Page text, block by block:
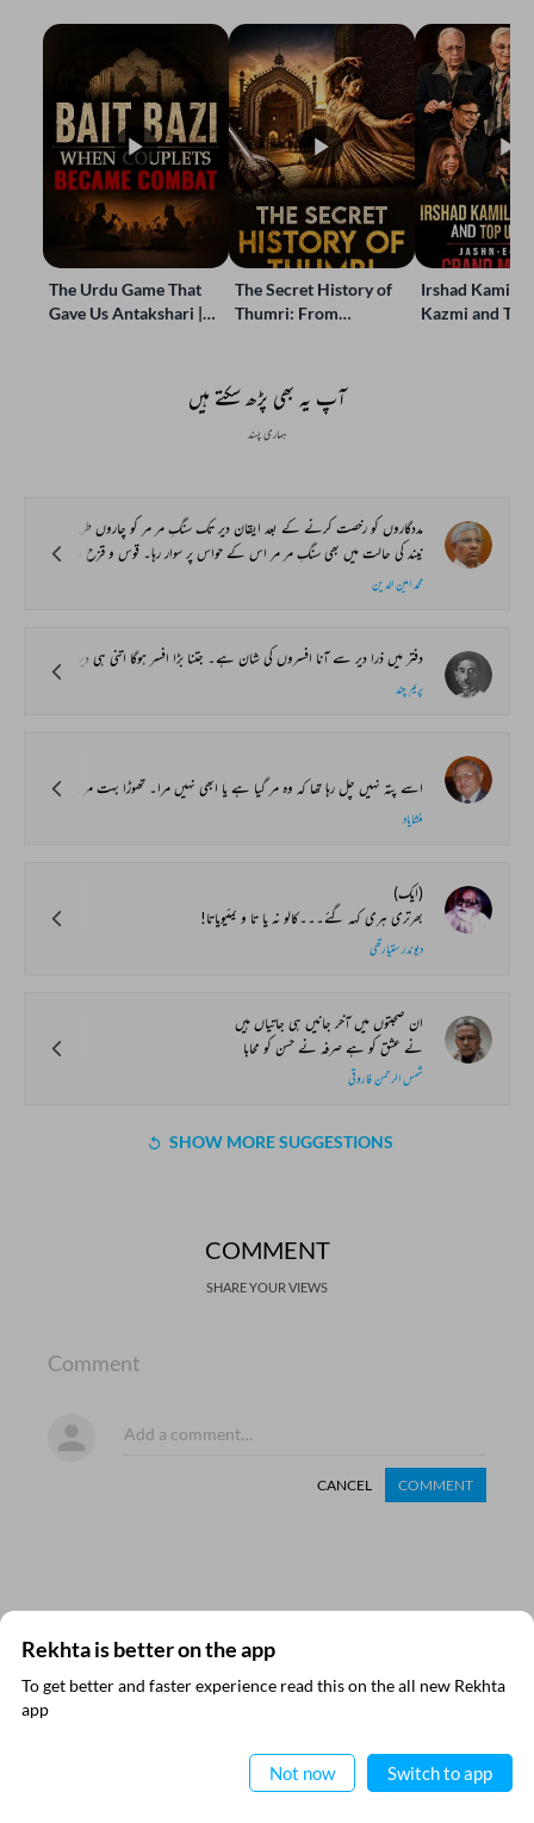
The Urdu Game That
Gave Us Antakshari |
The Secret History of
Thumri: From
Irshad Kamil,
Kazmi and
آپ یہ بھی پڑھ سکتے ہیں
ہماری پسند
مددگاروں کو رخصت کرنے کے بعد ایقان دیر تک سنگِ مر مر کو چاروں طرف سے دیکھتا رہا۔ اسے یقین تھا کہ وہ اس چٹان کو اپنے حسین تصورات کا روپ دینے میں ضرور کامیاب ہوگا۔ اسی دوران اس کے کانوں سے آواز ٹکرائی۔ اس نے پلٹ کر دیکھا۔ برآمدے میں موم کھڑی ہوئی تھی۔ ایقان نے پتھر پر اچٹتی سی نظر ڈالی اور اندر چلا آیا۔
نیند کی حالت میں بھی سنگِ مر مر اس کے حواس پر سوار رہا۔ قوس و قزح ، سرمئی دھنک اور سپیدی سے ابھرتی ہوئی باریک باریک سیاہ لکیریں اور ان کے بیچ گڈ مڈ ہوتے ہوئے نامانوس اور غیر واضح اجسام۔ ایسا لگ رہا تھا جیسے اجسام نے سنگ مر مر کے حسین تودے کو دھنک رنگوں کی چادر کی طرح اپنے اوپر اوڑھ رکھا ہو۔
محمد امین الدین
دفتر میں ذرا دیر سے آنا افسروں کی شان ہے۔ جتنا بڑا افسر ہوگا اتنی ہی دیر سے آئے اور اسی قدر جلد چلا جائے گا۔چپڑاسی کی حاضری چوبیس گھنٹوں کی۔ وہ چھٹی پر بھی نہیں جاسکتا۔ اس کا معاوضہ دینا پڑتا ہے۔ خیر جب بریلی ڈسٹرکٹ بورڈ کے ہیڈ کلرک بابو مداری لال گیارہ بجے دفتر آئے۔ تو دفتر جیسے نیند سے جاگ اٹھا۔ چپڑاسی نے دوڑ کر سائیکل تھامی۔ اردلی نے لپک کر چک اٹھائی اور جمعدار نے ڈاک کی کشتی میز پر لاکر رکھ دی۔ مداری لال نے پہلا سرکاری لفافہ ہی کھولا تھا کہ ان کے منہ کا رنگ اڑ گیا۔ وہ کئی منٹ تک سکتے کی حالت میں کھڑے رہے۔ جیسے تمام اعضاء شل ہوگئے ہوں۔ ان پر صدہا مصیبتیں ٹوٹیں۔ لیکن اس قدر بدحواس وہ کبھی نہ ہوئے تھے۔ بات دراصل یہ تھی کہ ایک ماہ سے بورڈ کے سکریٹری کی جو جگہ خالی تھی۔ اس پر سرکار نے مسٹر سوبودھ چندر کو تعینات کیا تھا، اور یہ وہ آدمی تھا، جس کے نام سے ہی مداری لال کو چڑ اور نفرت تھی۔ وہی سوبودھ چندر جو ان کا ہم جماعت تھا اور جسے زک پہنچانے کی وہ کتنی ہی مرتبہ ناکام کوشش کرچکے تھے۔ وہی آج ان کا حاکم ہوکر آرہا تھا۔
پریم چند
اسے پتہ نہیں چل رہا تھا کہ وہ مر گیا ہے یا ابھی نہیں مرا۔ تھوڑا بہت مر کر تو اس نے اپنی زندگی میں کئی بار دیکھا تھا کیا پتہ آج وہ بہت زیادہ مر گیا ہو مگر کیوں اور کیسے۔؟
منشایاد
(ایک)
بھرتری ہری کہہ گئے۔۔۔کالو نہ یا تا و یمئیویاتا!
دیوندر ستیارتھی
ان صحبتوں میں آخر جانیں ہی جاتیاں ہیں
نے عشق کو ہے صرفہ نے حسن کو محابا
شمس الرحمن فاروقی
SHOW MORE SUGGESTIONS
COMMENT
SHARE YOUR VIEWS
Comment
CANCEL COMMENT
Rekhta is better on the app
To get better and faster experience read this on the all new Rekhta
app
Not now Switch to app